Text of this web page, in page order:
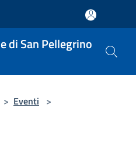
di San Pellegrino
> Eventi >